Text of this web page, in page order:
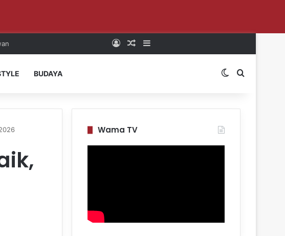
Log InRandom Article
Sidebar
BUDAYA Switch skin
Search for
Wama TV